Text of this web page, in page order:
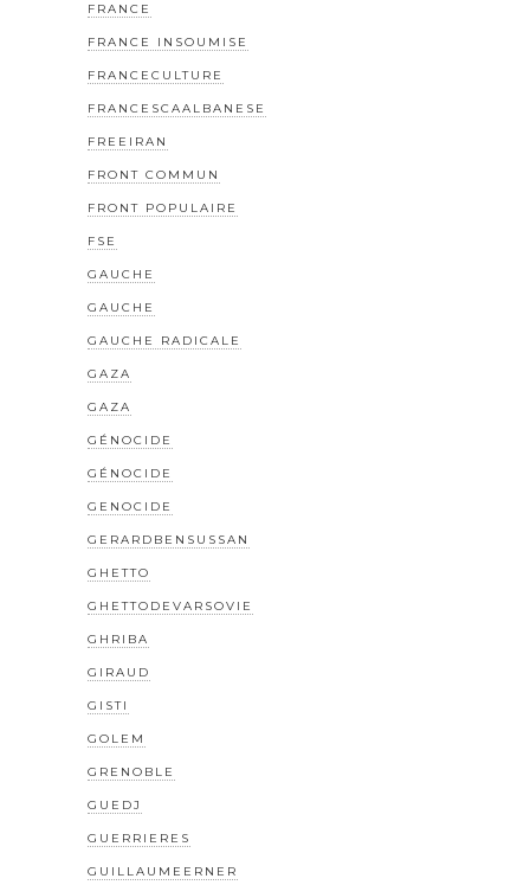
FRANCE
FRANCE INSOUMISE
FRANCECULTURE
FRANCESCAALBANESE
FREEIRAN
FRONT COMMUN
FRONT POPULAIRE
FSE
GAUCHE
GAUCHE
GAUCHE RADICALE
GAZA
GAZA
GÉNOCIDE
GÉNOCIDE
GENOCIDE
GERARDBENSUSSAN
GHETTO
GHETTODEVARSOVIE
GHRIBA
GIRAUD
GISTI
GOLEM
GRENOBLE
GUEDJ
GUERRIERES
GUILLAUMEERNER